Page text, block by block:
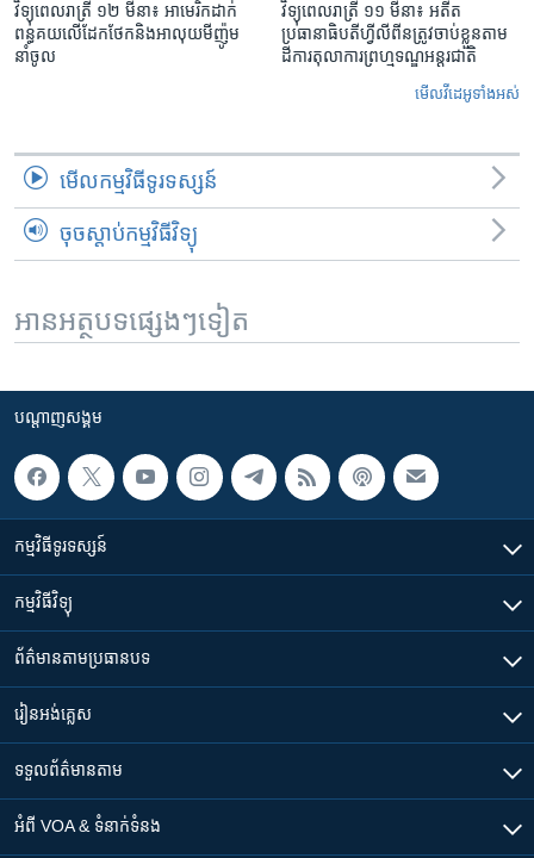
វិទ្យុពេលរាត្រី ១២ មីនា៖ អាមេរិក​ដាក់​
ពន្ធគយ​លើ​ដែកថែក​និង​អាលុយ​មីញ៉ូម​
នាំចូល
វិទ្យុពេលរាត្រី ១១ មីនា៖ អតីត​
ប្រធានាធិបតីហ្វីលីពីន​ត្រូវ​ចាប់ខ្លួនតាម
ដីការ​តុលាការ​ព្រហ្មទណ្ឌ​អន្តរជាតិ
មើល​វីដេអូ​ទាំង​អស់
មើល​កម្មវិធី​ទូរទស្សន៍
ចុចស្តាប់កម្មវិធីវិទ្យុ
អានអត្ថបទផ្សេងៗទៀត
បណ្តាញ​សង្គម
កម្មវិធី​ទូរទស្សន៍
កម្មវិធី​វិទ្យុ
ព័ត៌មាន​តាមប្រធានបទ​
រៀន​​អង់គ្លេស
ទទួល​ព័ត៌មាន​តាម
អំពី​ VOA & ទំនាក់ទំនង